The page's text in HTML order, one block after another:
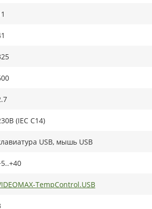
(IEC C14)
USB, мышь USB
TempControl.USB